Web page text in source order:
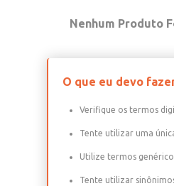
O que eu devo
Verifique os termos
Tente utilizar uma
Utilize termos
Tente utilizar